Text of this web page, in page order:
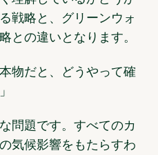
戦略と、グリーンウォ
との違いとなります。
物だと、どうやって確
問題です。すべてのカ
気候影響をもたらすわ